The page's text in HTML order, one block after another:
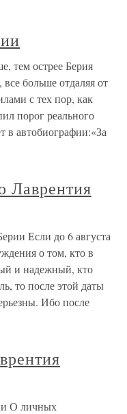
тем острее Берия
больше отдаляя от
с тех пор, как
порог реального
автобиографии:«За
Лаврентия
Если до 6 августа
о том, кто в
и надежный, кто
то после этой даты
Ибо после
О личных